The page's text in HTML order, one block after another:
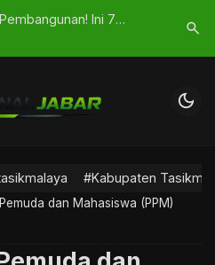
Ini 7
Mudik
search
dark_mode
#Kabupaten
dan Mahasiswa (PPM)